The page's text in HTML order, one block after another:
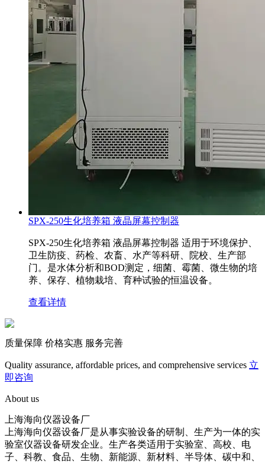
SPX-250生化培养箱 液晶屏幕控制器
SPX-250生化培养箱 液晶屏幕控制器 适用于环境保护、
卫生防疫、药检、农畜、水产等科研、院校、生产部
门。是水体分析和BOD测定，细菌、霉菌、微生物的培
养、保存、植物栽培、育种试验的恒温设备。
查看详情
质量保障 价格实惠 服务完善
Quality assurance, affordable prices, and comprehensive services 立
即咨询
About us
上海海向仪器设备厂
上海海向仪器设备厂是从事实验设备的研制、生产为一体的实
验室仪器设备研发企业。生产各类适用于实验室、高校、电
子、科教、食品、生物、新能源、新材料、半导体、碳中和、